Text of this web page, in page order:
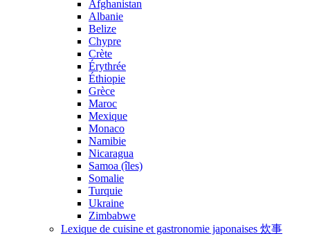
Afghanistan
Albanie
Belize
Chypre
Crète
Érythrée
Éthiopie
Grèce
Maroc
Mexique
Monaco
Namibie
Nicaragua
Samoa (îles)
Somalie
Turquie
Ukraine
Zimbabwe
Lexique de cuisine et gastronomie japonaises 炊事